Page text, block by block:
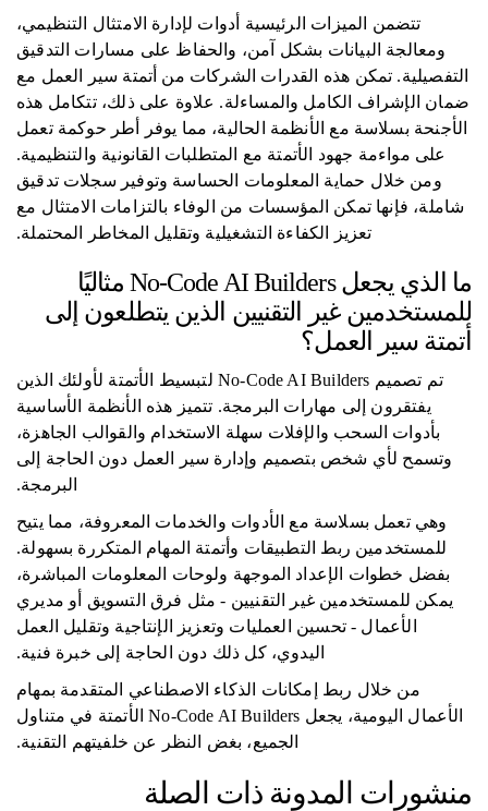
تتضمن الميزات الرئيسية أدوات لإدارة الامتثال التنظيمي،
ومعالجة البيانات بشكل آمن، والحفاظ على مسارات التدقيق
التفصيلية. تمكن هذه القدرات الشركات من أتمتة سير العمل مع
ضمان الإشراف الكامل والمساءلة. علاوة على ذلك، تتكامل هذه
الأجنحة بسلاسة مع الأنظمة الحالية، مما يوفر أطر حوكمة تعمل
على مواءمة جهود الأتمتة مع المتطلبات القانونية والتنظيمية.
ومن خلال حماية المعلومات الحساسة وتوفير سجلات تدقيق
شاملة، فإنها تمكن المؤسسات من الوفاء بالتزامات الامتثال مع
تعزيز الكفاءة التشغيلية وتقليل المخاطر المحتملة.
ما الذي يجعل No-Code AI Builders مثاليًا
للمستخدمين غير التقنيين الذين يتطلعون إلى
أتمتة سير العمل؟
تم تصميم No-Code AI Builders لتبسيط الأتمتة لأولئك الذين
يفتقرون إلى مهارات البرمجة. تتميز هذه الأنظمة الأساسية
بأدوات السحب والإفلات سهلة الاستخدام والقوالب الجاهزة،
وتسمح لأي شخص بتصميم وإدارة سير العمل دون الحاجة إلى
البرمجة.
وهي تعمل بسلاسة مع الأدوات والخدمات المعروفة، مما يتيح
للمستخدمين ربط التطبيقات وأتمتة المهام المتكررة بسهولة.
بفضل خطوات الإعداد الموجهة ولوحات المعلومات المباشرة،
يمكن للمستخدمين غير التقنيين - مثل فرق التسويق أو مديري
الأعمال - تحسين العمليات وتعزيز الإنتاجية وتقليل العمل
اليدوي، كل ذلك دون الحاجة إلى خبرة فنية.
من خلال ربط إمكانات الذكاء الاصطناعي المتقدمة بمهام
الأعمال اليومية، يجعل No-Code AI Builders الأتمتة في متناول
الجميع، بغض النظر عن خلفيتهم التقنية.
منشورات المدونة ذات الصلة